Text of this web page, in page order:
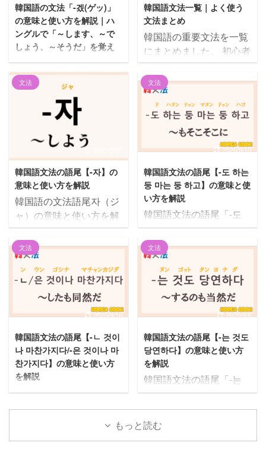
韓国語の文法「-겠(ゲッ)」
の意味と使い方を解説｜ハ
ングルで「～します、～で
しょう、～そうだ」を覚え
悩む人 韓国語の「겠」っ
てどういう意味なの？使
い方がわかるように教え
てほしい。 こんにちは、
じゅにょんです。 今回は
韓国語文法語尾の「겠」
の意味と使い方を解説し
ます。 日常会話でも非常
によく出てくるハングル
文字なので、例文も見な
がら使い方を理解しまし
ょう！ この記事の内容1
「겠」の意味は４つ1.1
意味1：意思や意図を表
す1.2 意味2：近い未来を
表す1.3 意味3：推測を表
す1.4 意味4：意味1～3以
外の意味2 「겠」を使っ
た例文2.1 지금 가면 낮에
도착하겠어요.2.2 언젠가
연락 오겠지. ...
韓国語文法一覧｜よく使う
文法まとめ
韓国語の重要文法を一覧
にまとめました。 初心者
向けに文法の基本をまと
めた下記もあわせてご参
考ください。 この記事の
内容1 韓国語の敬語1.1
ハムニダ体（韓国語の丁
寧語①）1.2 ヘヨ体（韓
国語の丁寧語②）2 過去
形3 否定形4 尊敬語5 韓
国語の動詞6 韓国語の形
容詞7 韓国語の助詞8 韓
国語の副詞9 韓国語の接
続詞10 韓国語の数詞11
行形11.2 願望を表す 韓
国語の敬語 ハムニダ体
（韓国語の丁寧語①） ハ
ムニダ体とは、「합니다
（ハムニダ）」のように
語尾に「ㅂ니다（ムニ ...
文法
韓国語文法の語尾【-자】の
意味と使い方を解説
韓国語の文法語尾자（ジ
ャ）の意味と使い方を解
説します。 意味と使い方
が理解できるようによく
使う例文を用意しました
ので、あわせてご覧くだ
さい。 この記事の内容1
韓国語文法の語尾【-자】
の意味と使い方2 【-자】
を使った例文・フレーズ
2.1 １．사귀자（サグィ
ジャ）2.2 ２．밥 먹자
（パン モッチャ）2.3
ブ ハジャ）2.5 ５．빨
리 자자（パウリ チャジ
文法
2020/9/10
韓国語文法の語尾【-도 하는
둥 마는 둥 하고】の意味と使
い方を解説
韓国語文法の語尾「-도
하는 둥 마는 둥 하고」を
詳しく解説していきま
す。
意味と使い方が理解でき
るようによく使う例文を
用意しました。
最後まで読み進めると理
ひご覧ください。
文法
2020/9/10
韓国語文法の語尾【-ㄴ 것이
나 마찬가지다/-은 것이나 마
찬가지다】の意味と使い方
を解説
韓国語文法の語尾「-ㄴ
것이나 마찬가지다/-은 것
이나 마찬가지다」を詳し
文法
2020/9/8
韓国語文法の語尾【-는 것도
당연하다】の意味と使い方
を解説
韓国語文法の語尾「-는
것도 당연하다」を詳しく
解説していきます。
意味と使い方が理解でき
もっと読む